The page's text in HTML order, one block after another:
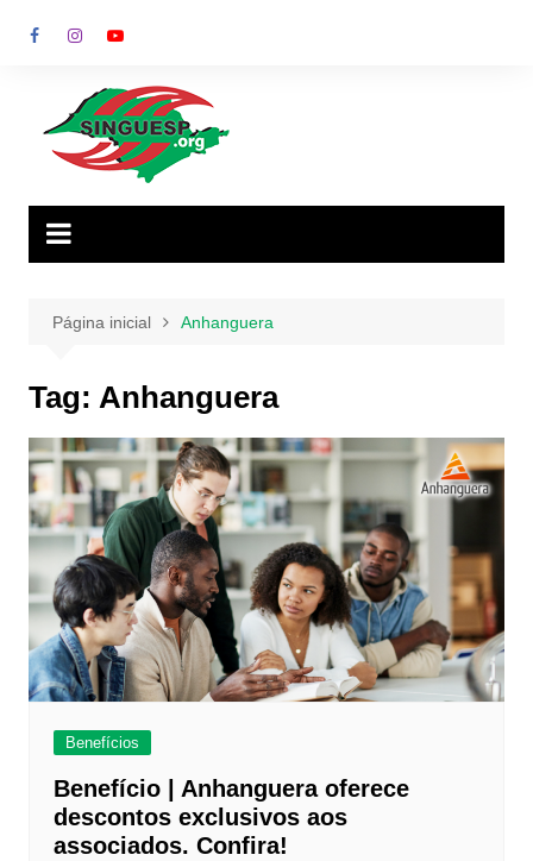
para
Página inicial Anhanguera
Tag: Anhanguera
Benefícios
Benefício | Anhanguera oferece
descontos exclusivos aos
associados. Confira!